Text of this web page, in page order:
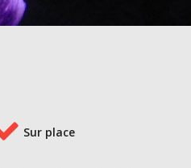
Sur place